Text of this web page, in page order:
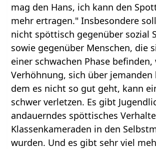
mag den Hans, ich kann den
mehr ertragen." Insbesondere
nicht spöttisch gegenüber sozial
sowie gegenüber Menschen, die
einer schwachen Phase befinden,
Verhöhnung, sich über
dem es nicht so gut geht, kann
schwer verletzen. Es gibt
andauerndes spöttisches
Klassenkameraden in den
wurden. Und es gibt sehr viel